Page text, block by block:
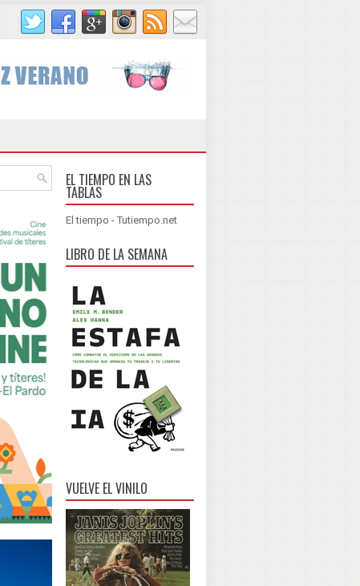
EL TIEMPO EN LAS
TABLAS
El tiempo - Tutiempo.net
LIBRO DE LA SEMANA
VUELVE EL VINILO